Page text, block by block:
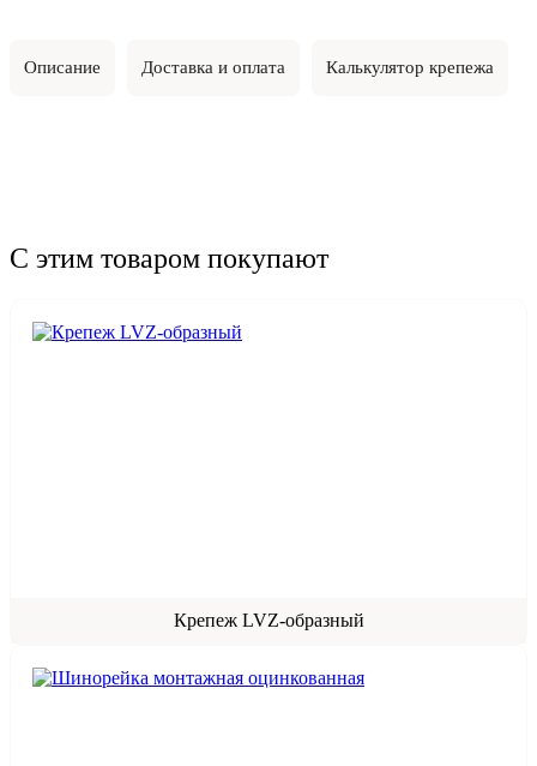
Описание Доставка и оплата Калькулятор крепежа
С этим товаром покупают
Крепеж LVZ-образный